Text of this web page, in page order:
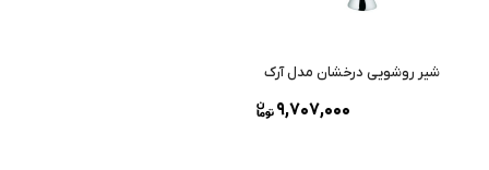
شیر روشویی درخشان مدل آرک
9,707,000